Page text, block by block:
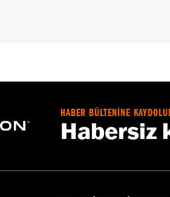
www.h-d.com/warrantyfor full
HABER BÜLTENİNE
Habersiz